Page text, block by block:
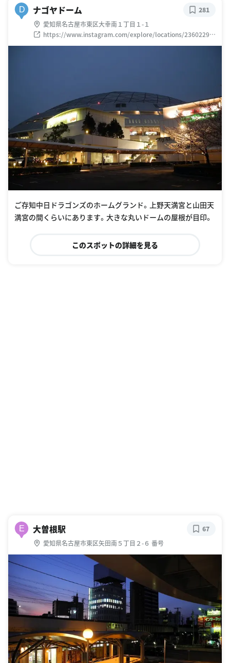
D ナゴヤドーム
愛知県名古屋市東区大幸南１丁目１-１
https://www.instagram.com/explore/locations/23602292
4
281
ご存知中日ドラゴンズのホームグランド。上野天満宮と山田天
満宮の間くらいにあります。大きな丸いドームの屋根が目印。
このスポットの詳細を見る
E 大曽根駅
愛知県名古屋市東区矢田南５丁目２-６ 番号
67